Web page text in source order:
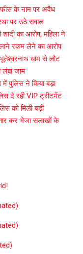
फीस के नाम पर अवैध
पर उठे सवाल
का आरोप, महिला ने
रकम लेने का आरोप
भूतेश्वरनाथ धाम से लौट
जाम
पुलिस ने किया बड़ा
दे रही VIP ट्रीटमेंट
को मिली बड़ी
कर भेजा सलाखों के